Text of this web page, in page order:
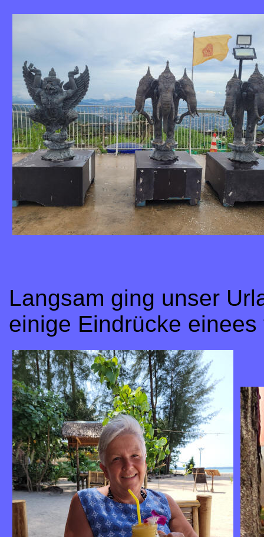
Langsam ging unser
einige Eindrücke